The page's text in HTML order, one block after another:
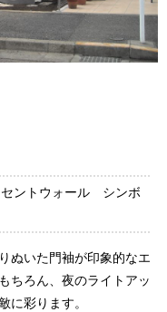
ントウォール シンボ
ぬいた門袖が印象的なエ
ちろん、夜のライトアッ
に彩ります。